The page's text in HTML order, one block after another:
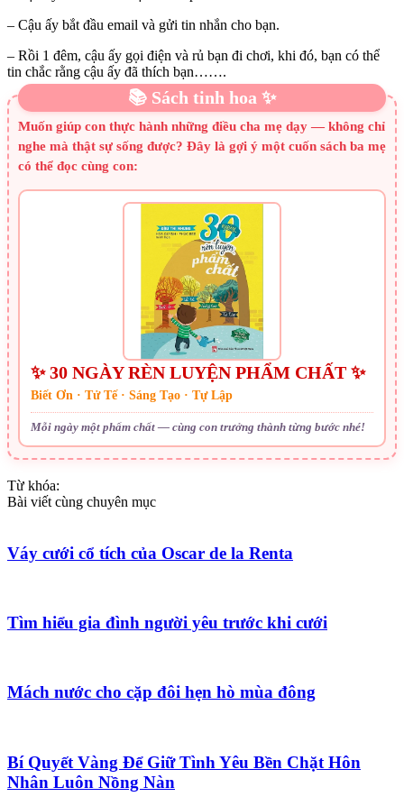
– Cậu ấy bắt đầu email và gửi tin nhắn cho bạn.
– Rồi 1 đêm, cậu ấy gọi điện và rủ bạn đi chơi, khi đó, bạn có thể
tin chắc rằng cậu ấy đã thích bạn…….
📚 Sách tinh hoa ✨
Muốn giúp con thực hành những điều cha mẹ dạy — không chỉ
nghe mà thật sự sống được? Đây là gợi ý một cuốn sách ba mẹ
có thể đọc cùng con:
✨ 30 NGÀY RÈN LUYỆN PHẨM CHẤT ✨
Biết Ơn · Tử Tế · Sáng Tạo · Tự Lập
Mỗi ngày một phẩm chất — cùng con trưởng thành từng bước nhé!
Từ khóa:
Bài viết cùng chuyên mục
Váy cưới cổ tích của Oscar de la Renta
Tìm hiểu gia đình người yêu trước khi cưới
Mách nước cho cặp đôi hẹn hò mùa đông
Bí Quyết Vàng Để Giữ Tình Yêu Bền Chặt Hôn
Nhân Luôn Nồng Nàn